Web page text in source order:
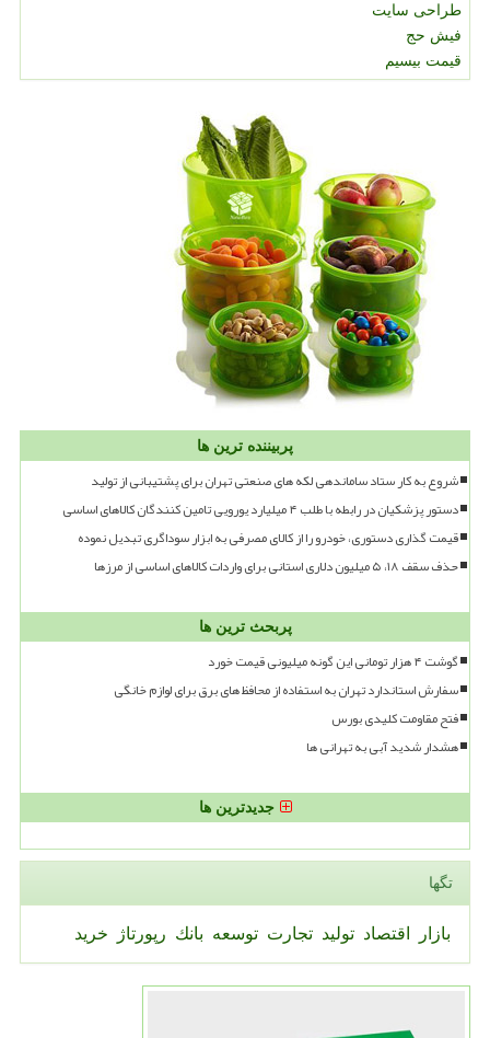
طراحی سایت
فیش حج
قیمت بیسیم
پربیننده ترین ها
شروع به کار ستاد ساماندهی لکه های صنعتی تهران برای پشتیبانی از تولید
دستور پزشکیان در رابطه با طلب ۴ میلیارد یورویی تامین کنندگان کالاهای اساسی
قیمت گذاری دستوری، خودرو را از کالای مصرفی به ابزار سوداگری تبدیل نموده
حذف سقف ۱۸، ۵ میلیون دلاری استانی برای واردات کالاهای اساسی از مرزها
پربحث ترین ها
گوشت ۴ هزار تومانی این گونه میلیونی قیمت خورد
سفارش استاندارد تهران به استفاده از محافظ های برق برای لوازم خانگی
فتح مقاومت کلیدی بورس
هشدار شدید آبی به تهرانی ها
جدیدترین ها
تگها
بازار اقتصاد تولید تجارت توسعه بانك رپورتاژ خرید